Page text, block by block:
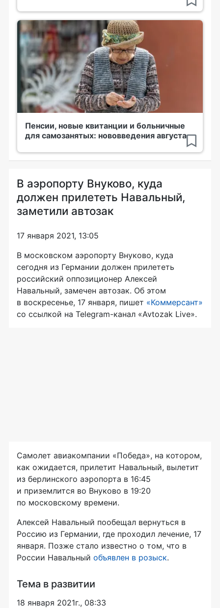
Пенсии, новые квитанции и больничные
для самозанятых: нововведения августа
В аэропорту Внуково, куда
должен прилететь Навальный,
заметили автозак
17 января 2021, 13:05
В московском аэропорту Внуково, куда
сегодня из Германии должен прилететь
российский оппозиционер Алексей
Навальный, замечен автозак. Об этом
в воскресенье, 17 января, пишет «Коммерсант»
со ссылкой на Telegram-канал «Avtozak Live».
Самолет авиакомпании «Победа», на котором,
как ожидается, прилетит Навальный, вылетит
из берлинского аэропорта в 16:45
и приземлится во Внуково в 19:20
по московскому времени.
Алексей Навальный пообещал вернуться в
Россию из Германии, где проходил лечение, 17
января. Позже стало известно о том, что в
России Навальный объявлен в розыск.
Тема в развитии
18 января 2021г., 08:33